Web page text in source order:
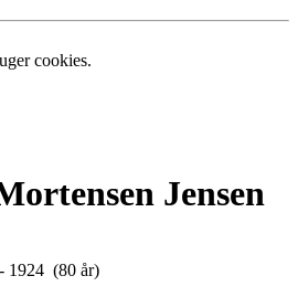
cookies.
Jensen
1924 (80 år)